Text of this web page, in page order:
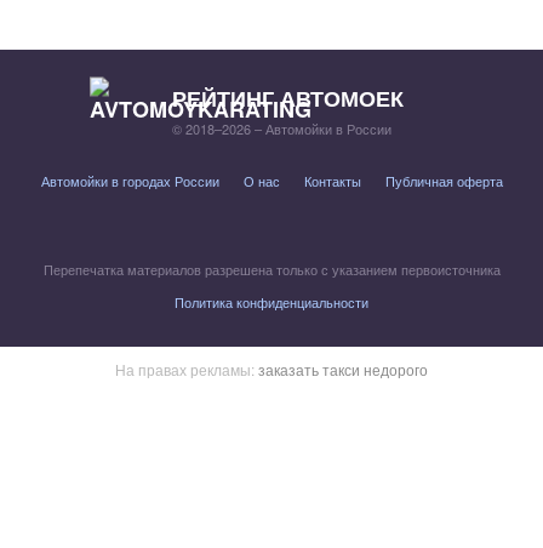
РЕЙТИНГ АВТОМОЕК
© 2018–2026 – Автомойки в России
Автомойки в городах России О нас Контакты Публичная оферта
Перепечатка материалов разрешена только с указанием первоисточника
Политика конфиденциальности
На правах рекламы: заказать такси недорого